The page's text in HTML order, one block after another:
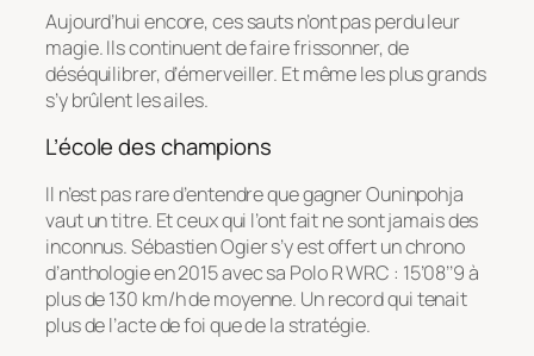
Aujourd’hui encore, ces sauts n’ont pas perdu leur
magie. Ils continuent de faire frissonner, de
déséquilibrer, d’émerveiller. Et même les plus grands
s’y brûlent les ailes.
L’école des champions
Il n’est pas rare d’entendre que gagner Ouninpohja
vaut un titre. Et ceux qui l’ont fait ne sont jamais des
inconnus. Sébastien Ogier s’y est offert un chrono
d’anthologie en 2015 avec sa Polo R WRC : 15’08’’9 à
plus de 130 km/h de moyenne. Un record qui tenait
plus de l’acte de foi que de la stratégie.